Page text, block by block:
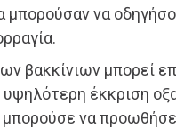
μπορούσαν να
βακκίνιων μπορεί
έκκριση
να